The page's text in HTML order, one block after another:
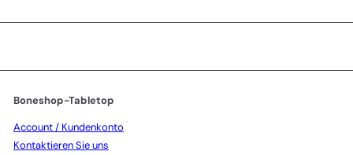
sich
Boneshop-Tabletop
Account / Kundenkonto
Kontaktieren Sie uns